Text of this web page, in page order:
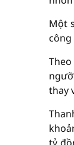
Một
công
thay